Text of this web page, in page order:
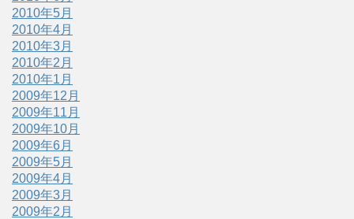
2010年5月
2010年4月
2010年3月
2010年2月
2010年1月
2009年12月
2009年11月
2009年10月
2009年6月
2009年5月
2009年4月
2009年3月
2009年2月